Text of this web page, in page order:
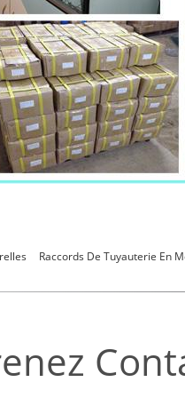
Raccords De Tuyauterie En